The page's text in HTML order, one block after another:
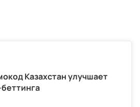
Казахстан улучшает